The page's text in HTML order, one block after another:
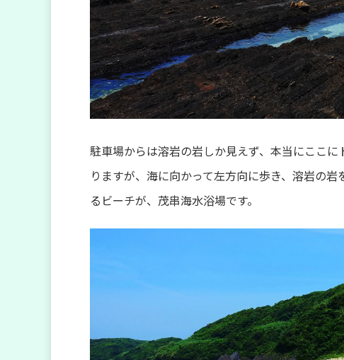
駐車場からは溶岩の岩しか見えず、本当にここ
りますが、海に向かって左方向に歩き、溶岩の
るビーチが、茂串海水浴場です。